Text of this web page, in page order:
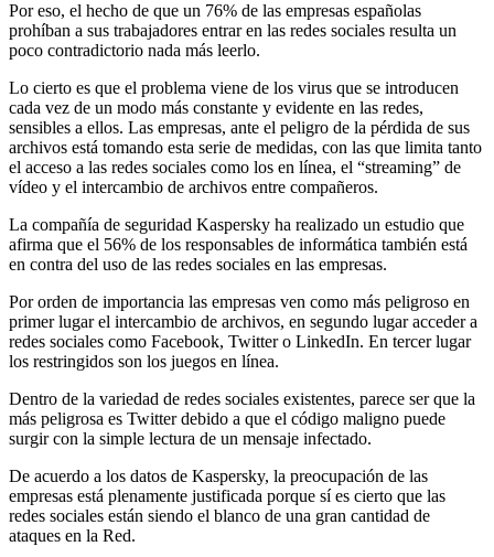
Por eso, el hecho de que un 76% de las empresas españolas
prohíban a sus trabajadores entrar en las redes sociales resulta un
poco contradictorio nada más leerlo.
Lo cierto es que el problema viene de los virus que se introducen
cada vez de un modo más constante y evidente en las redes,
sensibles a ellos. Las empresas, ante el peligro de la pérdida de sus
archivos está tomando esta serie de medidas, con las que limita tanto
el acceso a las redes sociales como los en línea, el “streaming” de
vídeo y el intercambio de archivos entre compañeros.
La compañía de seguridad Kaspersky ha realizado un estudio que
afirma que el 56% de los responsables de informática también está
en contra del uso de las redes sociales en las empresas.
Por orden de importancia las empresas ven como más peligroso en
primer lugar el intercambio de archivos, en segundo lugar acceder a
redes sociales como Facebook, Twitter o LinkedIn. En tercer lugar
los restringidos son los juegos en línea.
Dentro de la variedad de redes sociales existentes, parece ser que la
más peligrosa es Twitter debido a que el código maligno puede
surgir con la simple lectura de un mensaje infectado.
De acuerdo a los datos de Kaspersky, la preocupación de las
empresas está plenamente justificada porque sí es cierto que las
redes sociales están siendo el blanco de una gran cantidad de
ataques en la Red.